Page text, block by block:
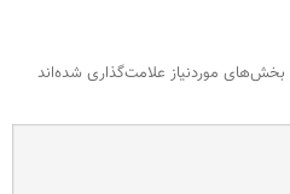
بخش‌های موردنیاز علامت‌گذاری شده‌اند